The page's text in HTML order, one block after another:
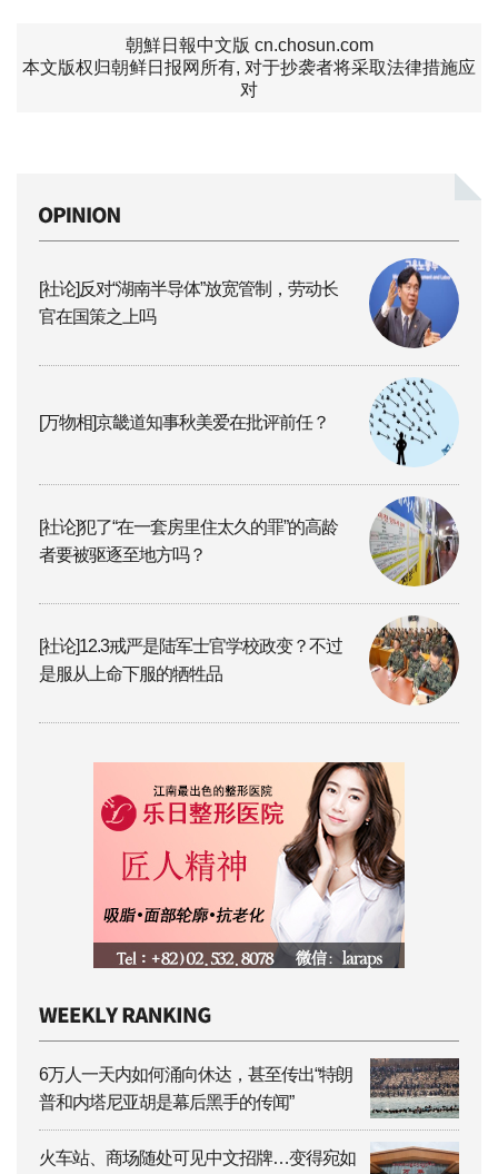
朝鮮日報中文版 cn.chosun.com
本文版权归朝鲜日报网所有, 对于抄袭者将采取法律措施应
对
[社论]反对“湖南半导体”放宽管制，劳动长
官在国策之上吗
[万物相]京畿道知事秋美爱在批评前任？
[社论]犯了“在一套房里住太久的罪”的高龄
者要被驱逐至地方吗？
[社论]12.3戒严是陆军士官学校政变？不过
是服从上命下服的牺牲品
6万人一天内如何涌向休达，甚至传出“特朗
普和内塔尼亚胡是幕后黑手的传闻”
火车站、商场随处可见中文招牌…变得宛如